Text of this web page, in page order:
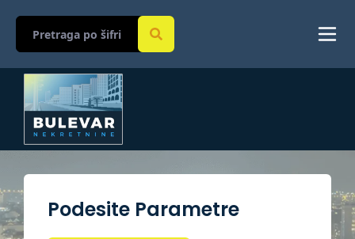
Podesite Parametre